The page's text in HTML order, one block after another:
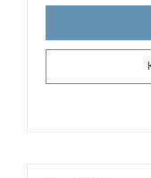
брелока для